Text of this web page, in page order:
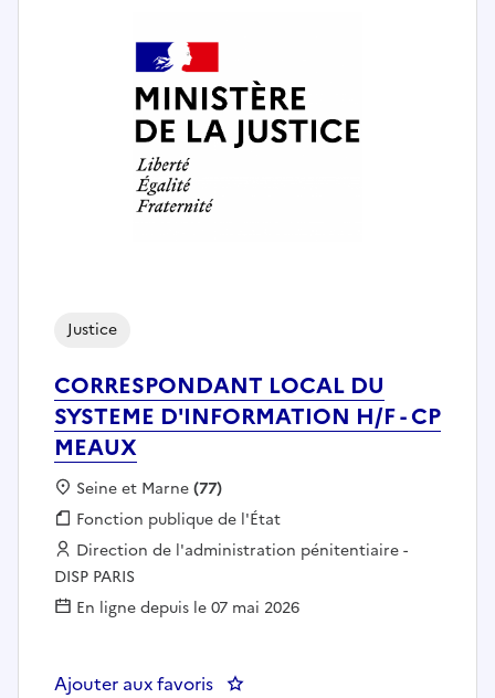
CORRESPONDANT LOCAL DU
SYSTEME D'INFORMATION H/F - CP
MEAUX
Justice
Localisation :
Seine et Marne(77)
Fonction publique :
Fonction publique de l'État
Employeur :
Direction de l'administration pénitentiaire -
DISP PARIS
En ligne depuis le 07 mai 2026
Ajouter aux favoris : CORRESPONDANT LOCAL